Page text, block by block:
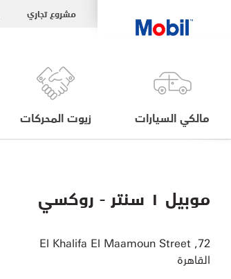
مشروع تجاري
زيوت المحركات مالكي السيارات
موبيل ١ سنتر - روكسي
72, El Khalifa El Maamoun Street
القاهرة